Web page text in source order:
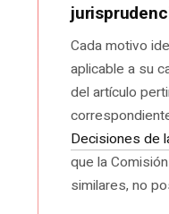
Cada motivo
aplicable a su
del artículo
Decisiones de
que la
similares, no